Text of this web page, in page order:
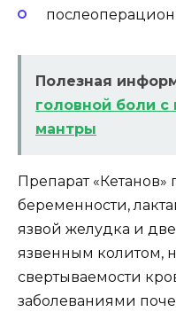
Полезная
головной боли
мантры
Препарат
беременности,
язвой желудка и
язвенным колитом,
свертываемости
заболеваниями